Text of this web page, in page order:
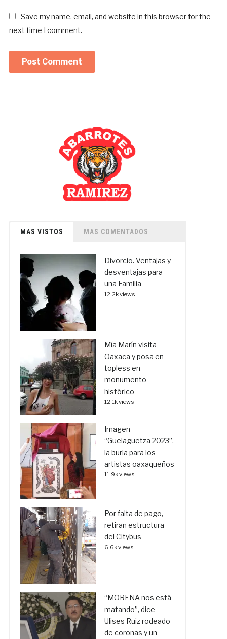
Save my name, email, and website in this browser for the
next time I comment.
MAS VISTOS MAS COMENTADOS
Divorcio. Ventajas y
desventajas para
una Familia
12.2k views
Mía Marín visita
Oaxaca y posa en
topless en
monumento
histórico
12.1k views
Imagen
“Guelaguetza 2023”,
la burla para los
artistas oaxaqueños
11.9k views
Por falta de pago,
retiran estructura
del Citybus
6.6k views
“MORENA nos está
matando”, dice
Ulises Ruiz rodeado
de coronas y un